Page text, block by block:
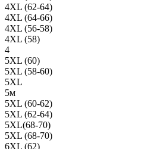
4XL (62-64)
4XL (64-66)
4XL (56-58)
4XL (58)
4
5XL (60)
5XL (58-60)
5XL
5м
5XL (60-62)
5XL (62-64)
5XL(68-70)
5XL (68-70)
6XL (62)